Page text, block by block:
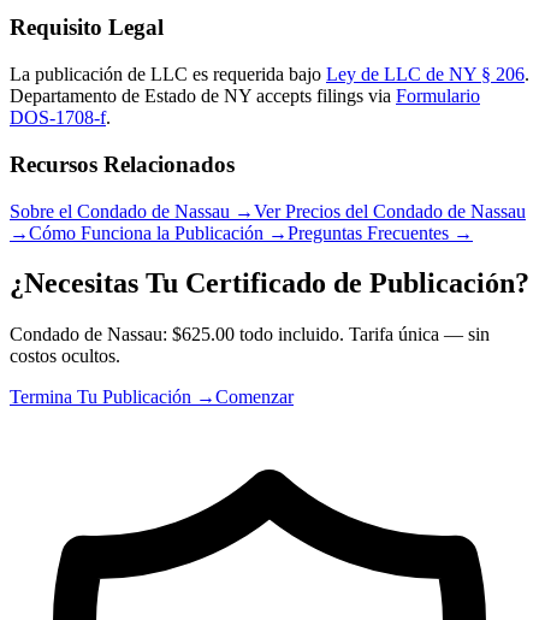
Requisito Legal
La publicación de LLC es requerida bajo Ley de LLC de NY § 206.
Departamento de Estado de NY accepts filings via Formulario
DOS-1708-f.
Recursos Relacionados
Sobre el Condado de Nassau →Ver Precios del Condado de Nassau
→Cómo Funciona la Publicación →Preguntas Frecuentes →
¿Necesitas Tu Certificado de Publicación?
Condado de Nassau: $625.00 todo incluido. Tarifa única — sin
costos ocultos.
Termina Tu Publicación →Comenzar